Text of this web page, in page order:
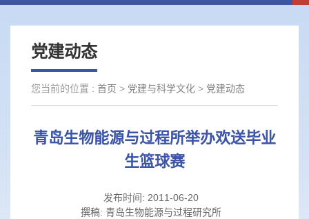
党建动态
您当前的位置 : 首页 > 党建与科学文化 > 党建动态
青岛生物能源与过程所举办欢送毕业
生篮球赛
发布时间: 2011-06-20
撰稿: 青岛生物能源与过程研究所